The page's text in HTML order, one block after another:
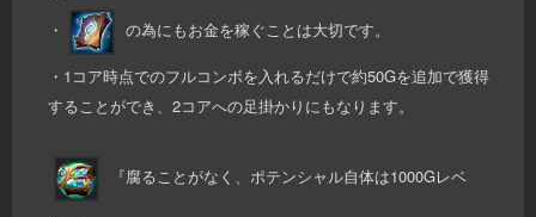
・
の為にもお金を稼ぐことは大切です。
・1コア時点でのフルコンボを入れるだけで約50Gを追加で獲得
することができ、2コアへの足掛かりにもなります。
『腐ることがなく、ポテンシャル自体は1000Gレベ